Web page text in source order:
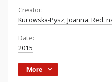
Creator:
Kurowska-Pysz, Joanna. Red.
Date:
2015
More